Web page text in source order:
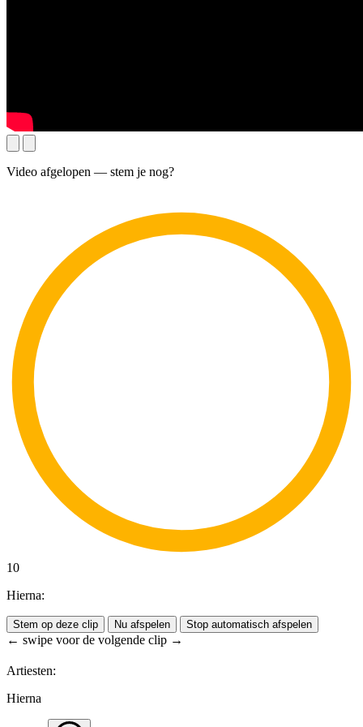
Video afgelopen — stem je nog?
10
Hierna:
Stem op deze clip Nu afspelen Stop automatisch afspelen
← swipe voor de volgende clip →
Artiesten:
Hierna